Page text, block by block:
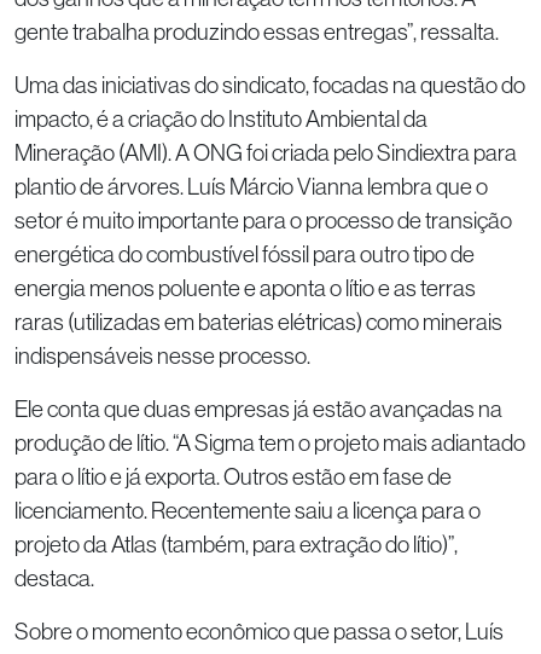
gente trabalha produzindo essas entregas”, ressalta.
Uma das iniciativas do sindicato, focadas na questão do
impacto, é a criação do Instituto Ambiental da
Mineração (AMI). A ONG foi criada pelo Sindiextra para
plantio de árvores. Luís Márcio Vianna lembra que o
setor é muito importante para o processo de transição
energética do combustível fóssil para outro tipo de
energia menos poluente e aponta o lítio e as terras
raras (utilizadas em baterias elétricas) como minerais
indispensáveis nesse processo.
Ele conta que duas empresas já estão avançadas na
produção de lítio. “A Sigma tem o projeto mais adiantado
para o lítio e já exporta. Outros estão em fase de
licenciamento. Recentemente saiu a licença para o
projeto da Atlas (também, para extração do lítio)”,
destaca.
Sobre o momento econômico que passa o setor, Luís